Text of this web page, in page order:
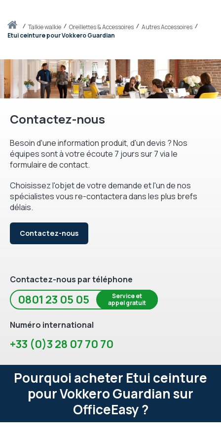
Accueiltalkie walkie Oreillettes & Accessoires
Autres Accessoires
Etui ceinture pour Vokkero Guardian
Contactez-nous
Besoin d'une information produit, d'un devis ? Nos
équipes sont à votre écoute 7 jours sur 7 via le
formulaire de contact.
Choisissez l'objet de votre demande et l'un de nos
spécialistes vous re-contactera dans les plus brefs
délais.
Contactez-nous
Contactez-nous par téléphone
0801 23 05 05
Service et
appel gratuit
Numéro international
+33 (0)3 28 07 70 70
Pourquoi acheter Etui ceinture
pour Vokkero Guardian sur
OfficeEasy ?